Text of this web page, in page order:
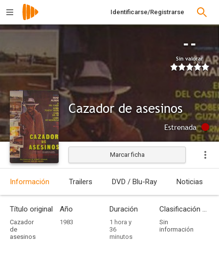
Identificarse/Registrarse
--
Sin valorar
Cazador de asesinos
Estrenada
Marcar ficha
Información Trailers DVD / Blu-Ray Noticias
Título original
Cazador
de
asesinos
Año
1983
Duración
1 hora y
36
minutos
Clasificación por edades
Sin
información